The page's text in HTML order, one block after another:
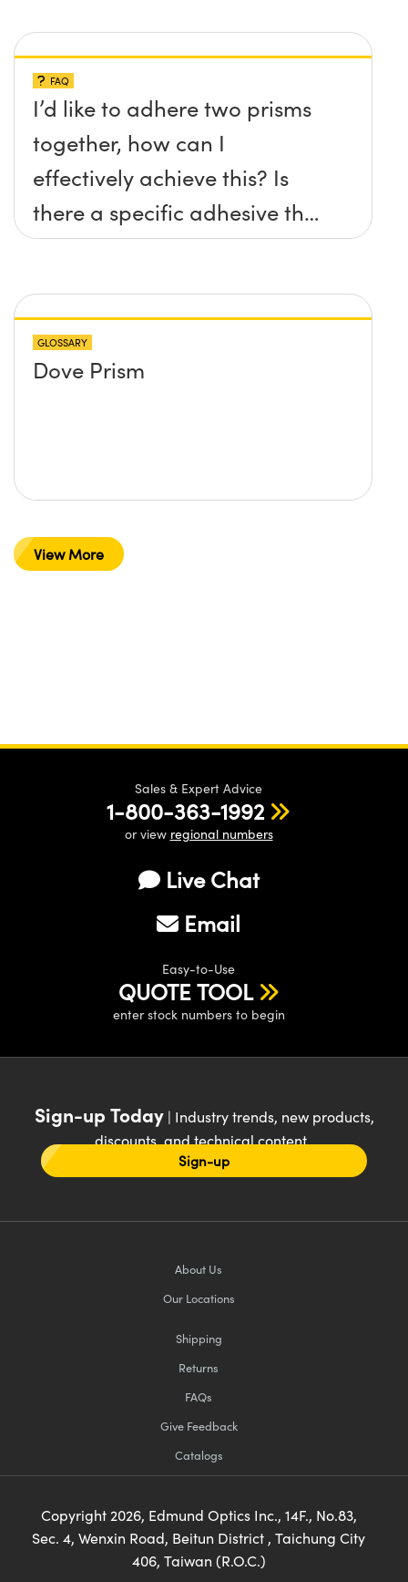
FAQ
I’d like to adhere two prisms
together, how can I
effectively achieve this? Is
there a specific adhesive that
you recommend?
GLOSSARY
Dove Prism
View More
Sales & Expert Advice
1-800-363-1992
or view regional numbers
Live Chat
Email
Easy-to-Use
QUOTE TOOL
enter stock numbers to begin
Sign-up Today| Industry trends, new products,
discounts, and technical content
Sign-up
About Us
Our Locations
Shipping
Returns
FAQs
Give Feedback
Catalogs
Copyright2026, Edmund Optics Inc., 14F., No.83,
Sec. 4, Wenxin Road, Beitun District , Taichung City
406, Taiwan (R.O.C.)